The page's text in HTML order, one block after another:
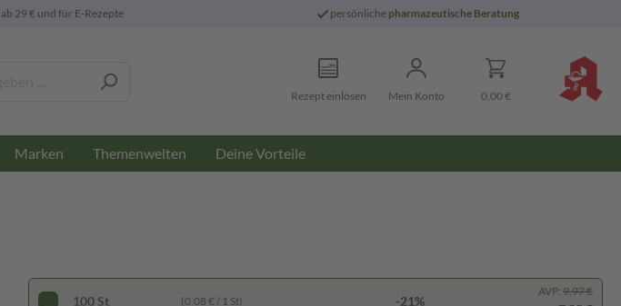
ab 29 € und für E-Rezepte persönliche pharmazeutische Beratung
Rezept einlösen Mein Konto 0,00 €
Marken Themenwelten Deine Vorteile
100 St (0,08 € / 1 St) -21%
AVP: 9,97 €